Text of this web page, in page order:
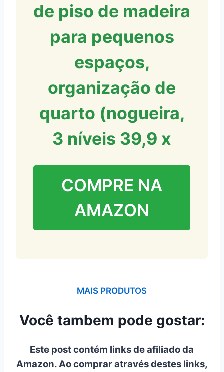
de piso de madeira
para pequenos
espaços,
organização de
quarto (nogueira,
3 níveis 39,9 x
COMPRE NA
AMAZON
MAIS PRODUTOS
Você tambem pode gostar:
Este post contém links de afiliado da
Amazon. Ao comprar através destes links,